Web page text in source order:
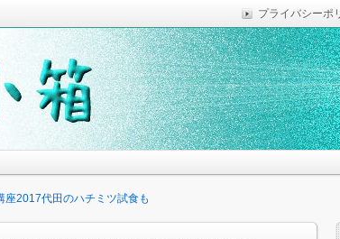
プライバシーポ
ば便利なことなどを気がついた時に綴っています。
2017代田のハチミツ試食も